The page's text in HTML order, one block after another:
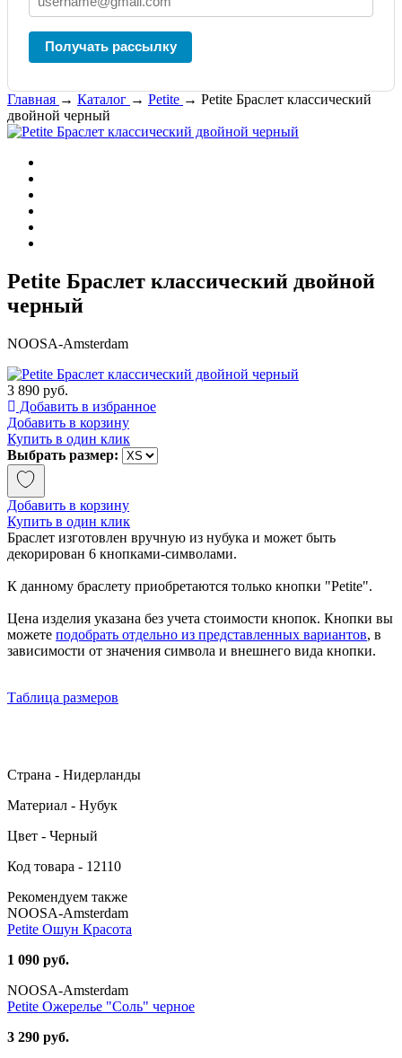
Получать рассылку
Главная → Каталог → Petite → Petite Браслет классический
двойной черный
Petite Браслет классический двойной
черный
NOOSA-Amsterdam
3 890 руб.
Добавить в избранное
Добавить в корзину
Купить в один клик
Выбрать размер:
Добавить в корзину
Купить в один клик
Браслет изготовлен вручную из нубука и может быть
декорирован 6 кнопками-символами.
К данному браслету приобретаются только кнопки "Petite".
Цена изделия указана без учета стоимости кнопок. Кнопки вы
можете подобрать отдельно из представленных вариантов, в
зависимости от значения символа и внешнего вида кнопки.
Таблица размеров
Страна - Нидерланды
Материал - Нубук
Цвет - Черный
Код товара - 12110
Рекомендуем также
NOOSA-Amsterdam
Petite Ошун Красота
1 090 руб.
NOOSA-Amsterdam
Petite Ожерелье "Соль" черное
3 290 руб.